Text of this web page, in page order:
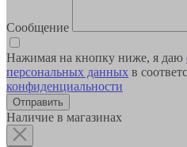
Сообщение
Нажимая на кнопку ниже, я даю
персональных данных в
конфиденциальности
Наличие в магазинах